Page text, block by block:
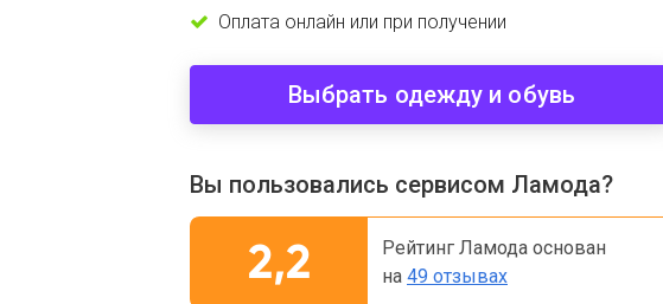
Оплата онлайн или при получении
Выбрать одежду и обувь
Вы пользовались сервисом Ламода?
2,2
Рейтинг Ламода основан
на 49 отзывах